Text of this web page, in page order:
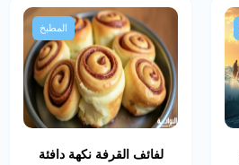
المطبخ
لفائف القرفة نكهة دافئة